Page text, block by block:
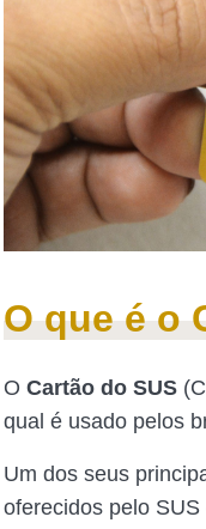
O que é o
O Cartão do SUS
qual é usado pelos
Um dos seus
oferecidos pelo